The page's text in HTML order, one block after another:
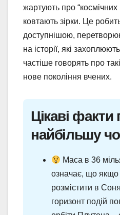
жартують про
ковтають зірки. Це
доступнішою,
на історії, які
частіше говорять про
нове покоління вчених.
Цікаві факти
найбільшу
Маса в 36
означає, що якщо
розмістити в
горизонт подій